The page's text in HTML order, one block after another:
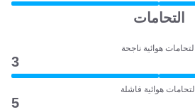
التحامات
التحامات هوائية ناجحة
3
التحامات هوائية فاشلة
5